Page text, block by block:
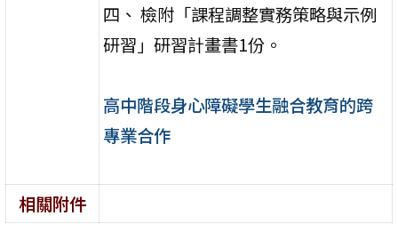
四、 檢附「課程調整實務策略與示例
研習」研習計畫書1份。
高中階段身心障礙學生融合教育的跨
專業合作
相關附件